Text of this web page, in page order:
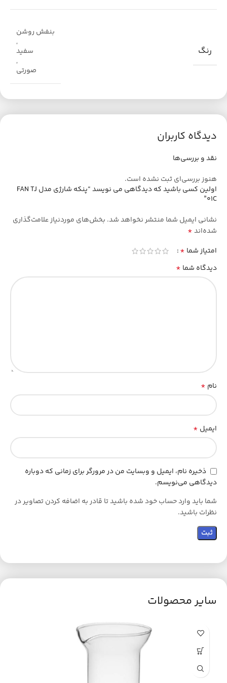
رنگ
بنفش روشن
,
سفید
,
صورتی
دیدگاه کاربران
نقد و بررسی‌ها
هنوز بررسی‌ای ثبت نشده است.
اولین کسی باشید که دیدگاهی می نویسد “پنکه شارژی مدل FAN TJ
01C”
نشانی ایمیل شما منتشر نخواهد شد. بخش‌های موردنیاز علامت‌گذاری
شده‌اند*
امتیاز شما *
دیدگاه شما *
نام *
ایمیل *
ذخیره نام، ایمیل و وبسایت من در مرورگر برای زمانی که دوباره
دیدگاهی می‌نویسم.
شما باید وارد حساب خود شده باشید تا قادر به اضافه کردن تصاویر در
نظرات باشید.
سایر محصولات